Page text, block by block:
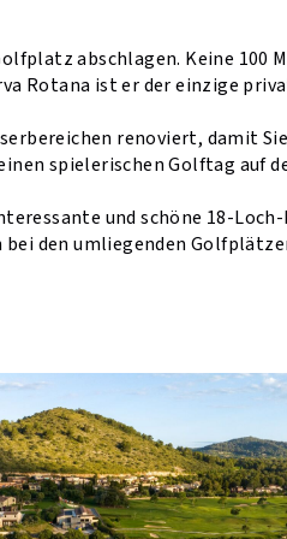
abschlagen. Keine 100
Rotana ist er der einzige
renoviert, damit
spielerischen Golftag auf
und schöne 18-
den umliegenden